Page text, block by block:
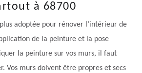
à 68700
adoptée pour rénover l’intérieur de
de la peinture et la pose
la peinture sur vos murs, il faut
Vos murs doivent être propres et secs